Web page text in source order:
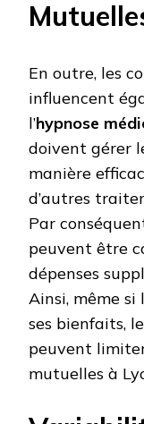
En outre, les
influencent
l’hypnose
doivent gérer
manière
d’autres
Par
peuvent être
dépenses
Ainsi, même si
ses bienfaits,
peuvent
mutuelles à